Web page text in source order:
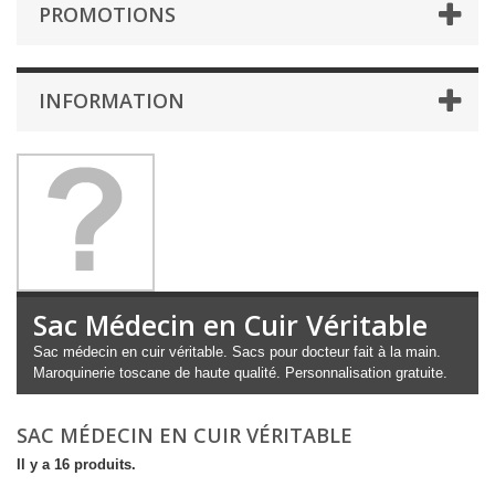
PROMOTIONS
INFORMATION
Sac Médecin en Cuir Véritable
Sac médecin en cuir véritable. Sacs pour docteur fait à la main.
Maroquinerie toscane de haute qualité. Personnalisation gratuite.
SAC MÉDECIN EN CUIR VÉRITABLE
Il y a 16 produits.